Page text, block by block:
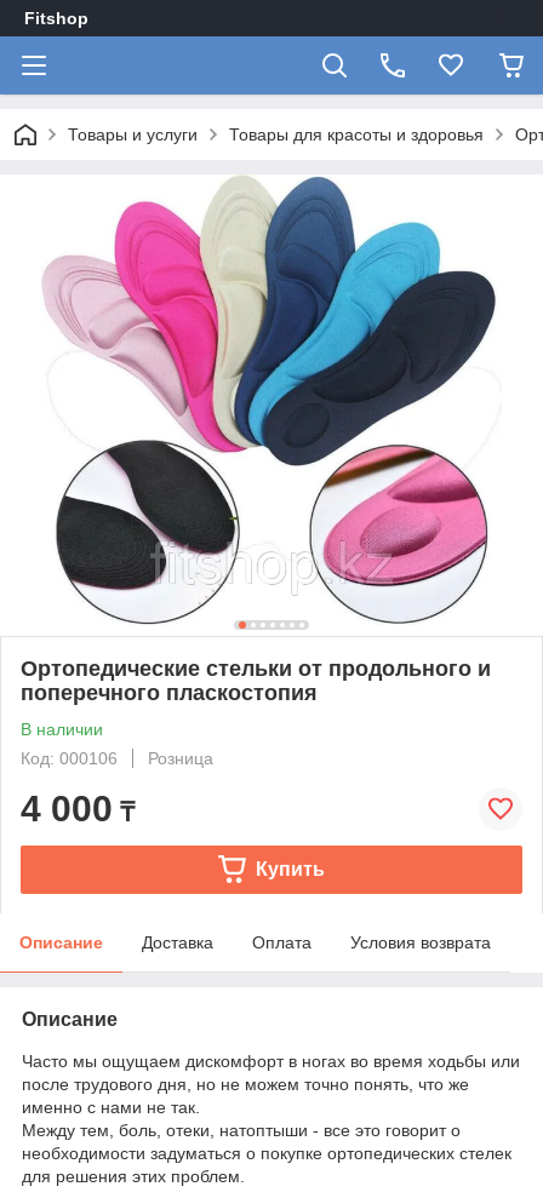
Fitshop
Товары и услуги Товары для красоты и здоровья
Ортопедические стельки от продольного и
поперечного пласкостопия
В наличии
Код: 000106
Розница
4 000 ₸
Купить
Описание Доставка Оплата Условия возврата
Описание
Часто мы ощущаем дискомфорт в ногах во время ходьбы или
после трудового дня, но не можем точно понять, что же
именно с нами не так.
Между тем, боль, отеки, натоптыши - все это говорит о
необходимости задуматься о покупке ортопедических стелек
для решения этих проблем.